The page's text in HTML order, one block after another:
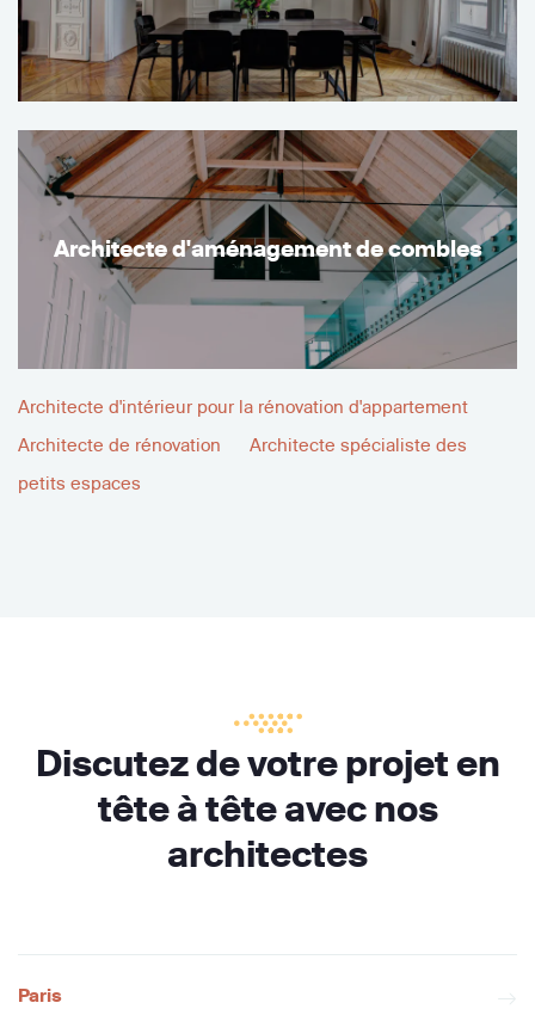
Architecte d'aménagement de combles
Architecte d'intérieur pour la rénovation d'appartement
Architecte de rénovation
Architecte spécialiste des
petits espaces
Discutez de votre projet en
tête à tête avec nos
architectes
Paris